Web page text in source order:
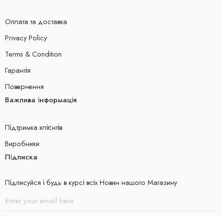
Оплата та доставка
Privacy Policy
Terms & Condition
Гарантія
Повернення
Важлива інформація
Підтримка клієнтів
Виробники
Підписка
Підписуйся і будь в курсі всіх Новин нашого Магазину